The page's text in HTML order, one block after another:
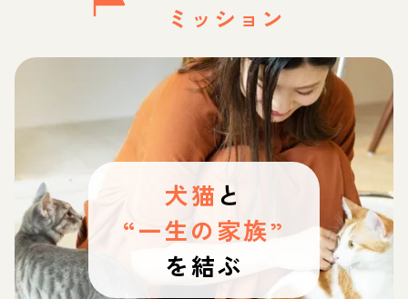
ミッション
犬猫 と
“一生の家族”
を結ぶ